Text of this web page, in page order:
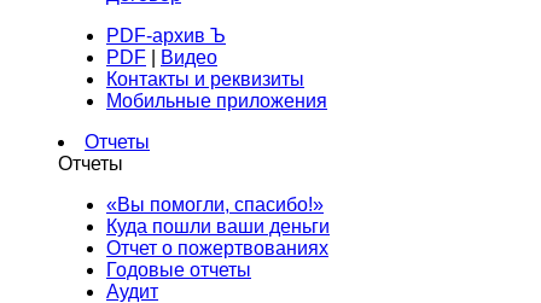
PDF-архив Ъ
PDF
Видео
Контакты и реквизиты
Мобильные приложения
Отчеты
Отчеты
«Вы помогли, спасибо!»
Куда пошли ваши деньги
Отчет о пожертвованиях
Годовые отчеты
Аудит